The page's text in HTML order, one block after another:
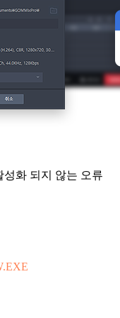
화 되지 않는 오류